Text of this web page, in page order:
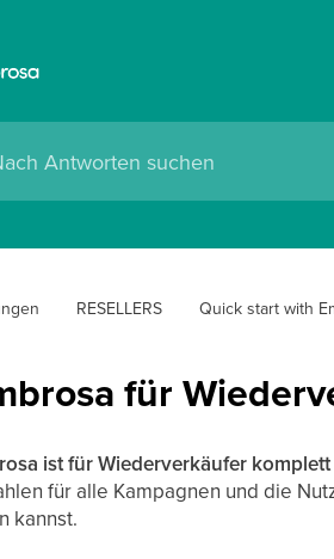
RESELLERS Quick start with
für
ist für Wiederverkäufer
für alle Kampagnen und die
kannst.